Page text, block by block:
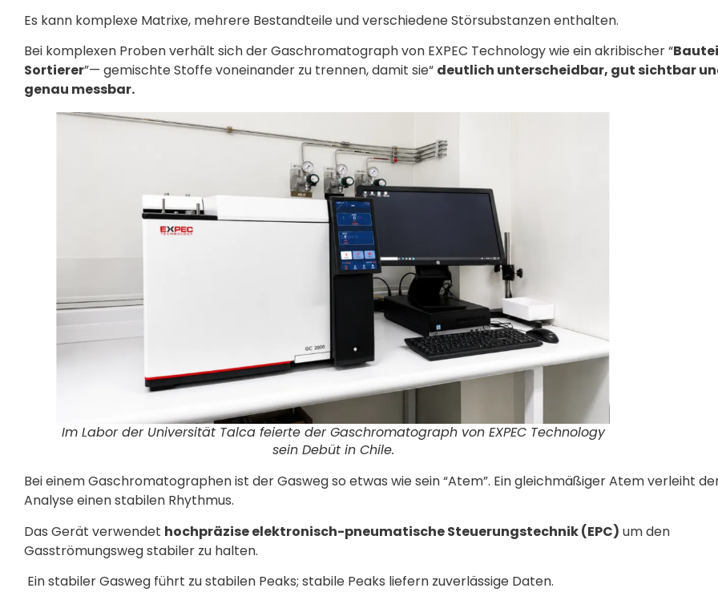
Es kann komplexe Matrixe, mehrere Bestandteile und verschiedene Störsubstanzen enthalten.
Bei komplexen Proben verhält sich der Gaschromatograph von EXPEC Technology wie ein akribischer “
Sortierer”— gemischte Stoffe voneinander zu trennen, damit sie“ deutlich unterscheidbar, gut sichtbar
genau messbar.
Im Labor der Universität Talca feierte der Gaschromatograph von EXPEC Technology
sein Debüt in Chile.
Bei einem Gaschromatographen ist der Gasweg so etwas wie sein “Atem”. Ein gleichmäßiger Atem verleiht
Analyse einen stabilen Rhythmus.
Das Gerät verwendet hochpräzise elektronisch-pneumatische Steuerungstechnik (EPC) um den
Gasströmungsweg stabiler zu halten.
Ein stabiler Gasweg führt zu stabilen Peaks; stabile Peaks liefern zuverlässige Daten.